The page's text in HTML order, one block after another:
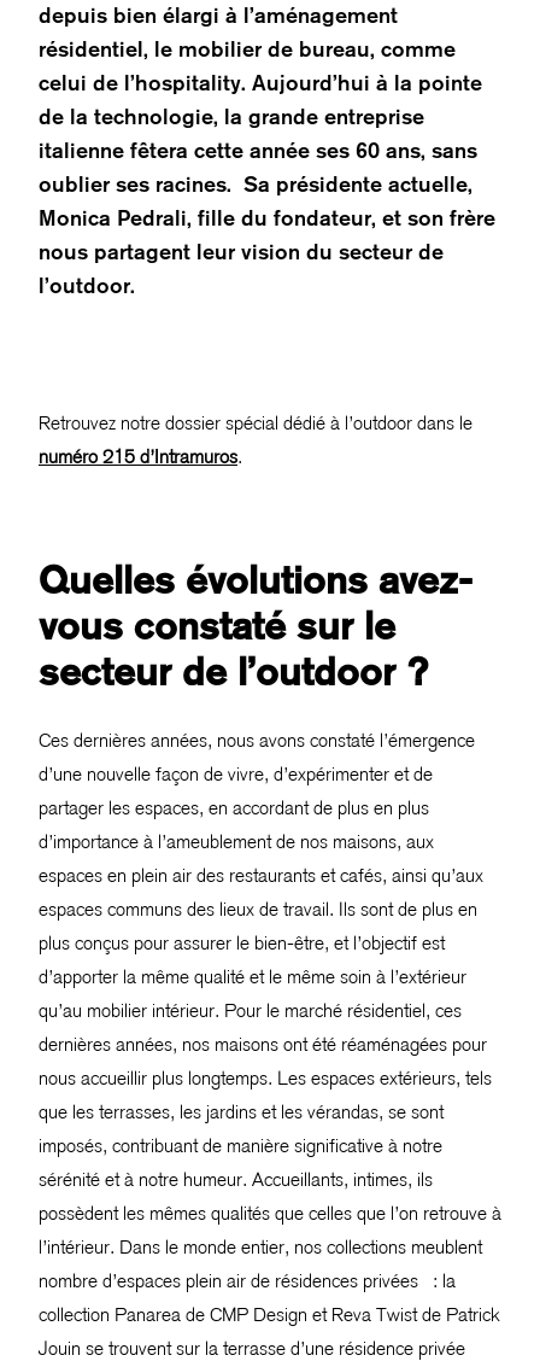
depuis bien élargi à l’aménagement
résidentiel, le mobilier de bureau, comme
celui de l’hospitality. Aujourd’hui à la pointe
de la technologie, la grande entreprise
italienne fêtera cette année ses 60 ans, sans
oublier ses racines. Sa présidente actuelle,
Monica Pedrali, fille du fondateur, et son frère
nous partagent leur vision du secteur de
l’outdoor.
Retrouvez notre dossier spécial dédié à l’outdoor dans le
numéro 215 d’Intramuros.
Quelles évolutions avez-
vous constaté sur le
secteur de l’outdoor ?
Ces dernières années, nous avons constaté l’émergence
d’une nouvelle façon de vivre, d’expérimenter et de
partager les espaces, en accordant de plus en plus
d’importance à l’ameublement de nos maisons, aux
espaces en plein air des restaurants et cafés, ainsi qu’aux
espaces communs des lieux de travail. Ils sont de plus en
plus conçus pour assurer le bien-être, et l’objectif est
d’apporter la même qualité et le même soin à l’extérieur
qu’au mobilier intérieur. Pour le marché résidentiel, ces
dernières années, nos maisons ont été réaménagées pour
nous accueillir plus longtemps. Les espaces extérieurs, tels
que les terrasses, les jardins et les vérandas, se sont
imposés, contribuant de manière significative à notre
sérénité et à notre humeur. Accueillants, intimes, ils
possèdent les mêmes qualités que celles que l’on retrouve à
l’intérieur. Dans le monde entier, nos collections meublent
nombre d’espaces plein air de résidences privées : la
collection Panarea de CMP Design et Reva Twist de Patrick
Jouin se trouvent sur la terrasse d’une résidence privée